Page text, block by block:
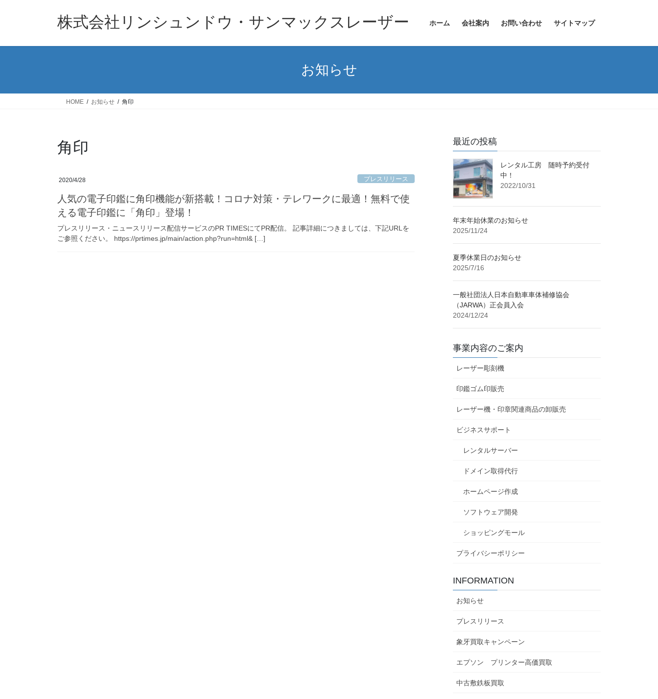
株式会社リンシュンドウ・サンマックスレーザー ホーム 会社案内 お問い合わせ サイトマップ
お知らせ
HOME お知らせ 角印
角印
2020/4/28 プレスリリース
人気の電子印鑑に角印機能が新搭載！コロナ対策・テレワークに最適！無料で使
える電子印鑑に「角印」登場！
プレスリリース・ニュースリリース配信サービスのPR TIMESにてPR配信。 記事詳細につきましては、下記URLを
ご参照ください。 https://prtimes.jp/main/action.php?run=html& […]
最近の投稿
レンタル工房 随時予約受付
中！
2022/10/31
年末年始休業のお知らせ
2025/11/24
夏季休業日のお知らせ
2025/7/16
一般社団法人日本自動車車体補修協会
（JARWA）正会員入会
2024/12/24
事業内容のご案内
レーザー彫刻機
印鑑ゴム印販売
レーザー機・印章関連商品の卸販売
ビジネスサポート
レンタルサーバー
ドメイン取得代行
ホームページ作成
ソフトウェア開発
ショッピングモール
プライバシーポリシー
INFORMATION
お知らせ
プレスリリース
象牙買取キャンペーン
エプソン プリンター高価買取
中古敷鉄板買取